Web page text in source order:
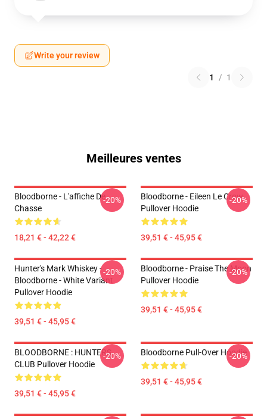
Write your review
1 / 1
Meilleures ventes
Bloodborne - L'affiche De
Chasse
18,21 € - 42,22 €
-20%
Bloodborne - Eileen Le Crow
Pullover Hoodie
39,51 € - 45,95 €
-20%
Hunter's Mark Whiskey -
Bloodborne - White Variant
Pullover Hoodie
39,51 € - 45,95 €
-20%
Bloodborne - Praise The Moon
Pullover Hoodie
39,51 € - 45,95 €
-20%
BLOODBORNE : HUNTERS
CLUB Pullover Hoodie
39,51 € - 45,95 €
-20% Bloodborne Pull-Over Hoodie
39,51 € - 45,95 €
-20%